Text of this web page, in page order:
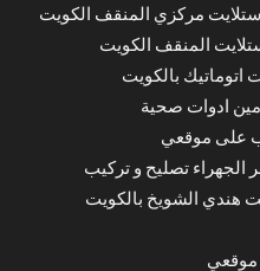
مركزي المنقف الكويت
المنقف الكويت
بالكويت
ادوات صحية
على موقعي
الجهراء تصليح و تركيب
هندي الشويخ بالكويت
موقعي